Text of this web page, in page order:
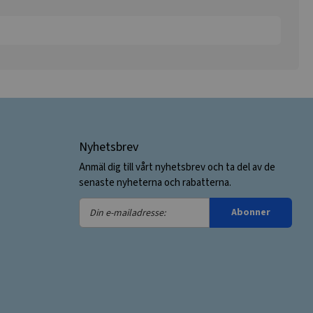
Nyhetsbrev
Anmäl dig till vårt nyhetsbrev och ta del av de
senaste nyheterna och rabatterna.
Din
e-
Abonner